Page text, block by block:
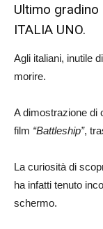
Ultimo gradino
ITALIA UNO.
Agli italiani, inutile
morire.
A dimostrazione di
film “Battleship”,
La curiosità di
ha infatti tenuto
schermo.